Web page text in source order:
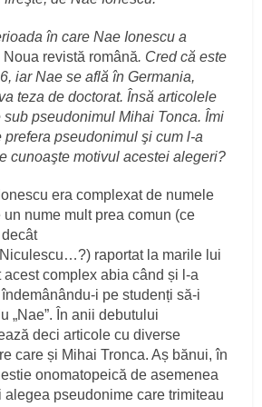
în care Nae Ionescu a
Noua revistă română. Cred că este
iar Nae se află în Germania,
teza de doctorat. Însă articolele
pseudonimul Mihai Tonca. Îmi
prefera pseudonimul şi cum l-a
cunoaşte motivul acestei alegeri?
era complexat de numele
un nume mult prea comun (ce
raportat la marile lui
acest complex abia când și l-a
i pe studenți să-i
„Nae”. În anii debutului
deci articole cu diverse
care și Mihai Tronca. Aș bănui, în
onomatopeică de asemenea
pseudonime care trimiteau